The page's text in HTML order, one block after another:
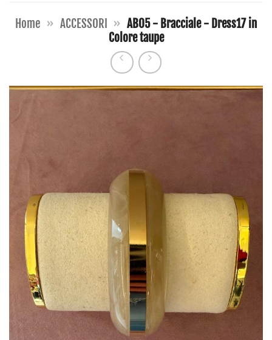
Home » ACCESSORI » AB05 - Bracciale - Dress17 in
Colore taupe